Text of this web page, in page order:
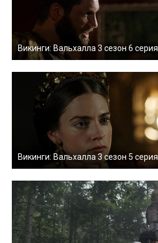
Викинги: Вальхалла 3 сезон 6 серия
Викинги: Вальхалла 3 сезон 5 серия